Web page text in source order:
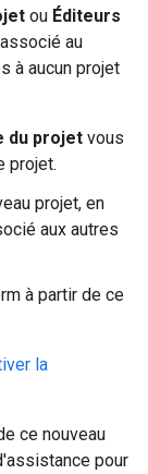
ou Éditeurs
au
à aucun projet
du projet vous
projet.
projet, en
aux autres
à partir de ce
la
ce nouveau
pour